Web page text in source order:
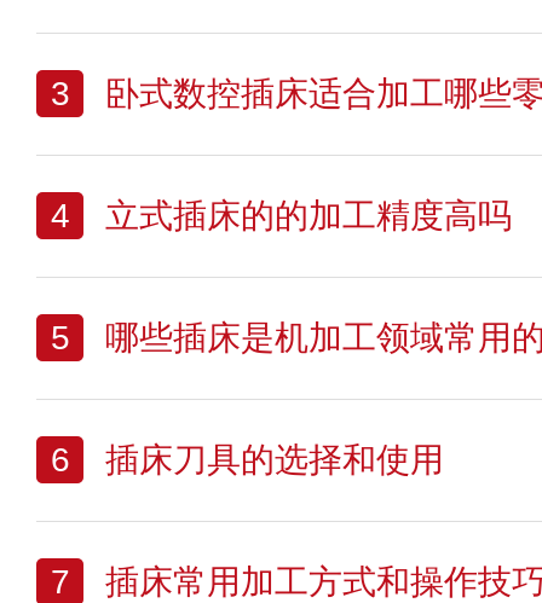
3 卧式数控插床适合加工哪些
4 立式插床的的加工精度高吗
5 哪些插床是机加工领域常用
6 插床刀具的选择和使用
7 插床常用加工方式和操作技